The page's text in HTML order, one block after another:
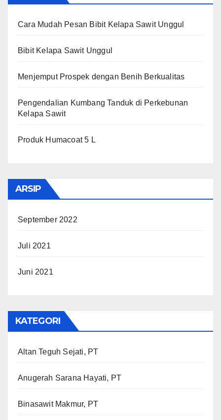
Cara Mudah Pesan Bibit Kelapa Sawit Unggul
Bibit Kelapa Sawit Unggul
Menjemput Prospek dengan Benih Berkualitas
Pengendalian Kumbang Tanduk di Perkebunan
Kelapa Sawit
Produk Humacoat 5 L
ARSIP
September 2022
Juli 2021
Juni 2021
KATEGORI
Altan Teguh Sejati, PT
Anugerah Sarana Hayati, PT
Binasawit Makmur, PT